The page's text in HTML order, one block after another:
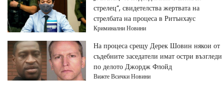
стрелец“, свидетелства жертвата на
стрелбата на процеса в Ритънхаус
Криминални Новини
На процеса срещу Дерек Шовин някои от
съдебните заседатели имат остри възгледи
по делото Джордж Флойд
Вижте Всички Новини